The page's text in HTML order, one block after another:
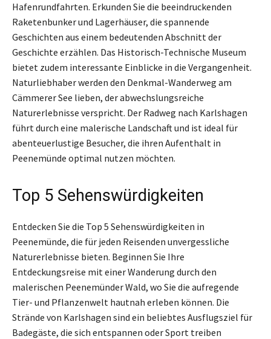
Hafenrundfahrten. Erkunden Sie die beeindruckenden
Raketenbunker und Lagerhäuser, die spannende
Geschichten aus einem bedeutenden Abschnitt der
Geschichte erzählen. Das Historisch-Technische Museum
bietet zudem interessante Einblicke in die Vergangenheit.
Naturliebhaber werden den Denkmal-Wanderweg am
Cämmerer See lieben, der abwechslungsreiche
Naturerlebnisse verspricht. Der Radweg nach Karlshagen
führt durch eine malerische Landschaft und ist ideal für
abenteuerlustige Besucher, die ihren Aufenthalt in
Peenemünde optimal nutzen möchten.
Top 5 Sehenswürdigkeiten
Entdecken Sie die Top 5 Sehenswürdigkeiten in
Peenemünde, die für jeden Reisenden unvergessliche
Naturerlebnisse bieten. Beginnen Sie Ihre
Entdeckungsreise mit einer Wanderung durch den
malerischen Peenemünder Wald, wo Sie die aufregende
Tier- und Pflanzenwelt hautnah erleben können. Die
Strände von Karlshagen sind ein beliebtes Ausflugsziel für
Badegäste, die sich entspannen oder Sport treiben